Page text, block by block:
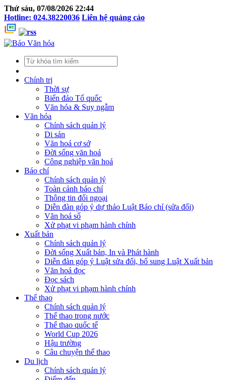
Thứ sáu, 07/08/2026 22:44
Hotline: 024.38220036 Liên hệ quảng cáo
Chính trị
Thời sự
Biển đảo Tổ quốc
Văn hóa & Suy ngẫm
Văn hóa
Chính sách quản lý
Di sản
Văn hoá cơ sở
Đời sống văn hoá
Công nghiệp văn hoá
Báo chí
Chính sách quản lý
Toàn cảnh báo chí
Thông tin đối ngoại
Diễn đàn góp ý dự thảo Luật Báo chí (sửa đổi)
Văn hoá số
Xử phạt vi phạm hành chính
Xuất bản
Chính sách quản lý
Đời sống Xuất bản, In và Phát hành
Diễn đàn góp ý Luật sửa đổi, bổ sung Luật Xuất bản
Văn hoá đọc
Đọc sách
Xử phạt vi phạm hành chính
Thể thao
Chính sách quản lý
Thể thao trong nước
Thể thao quốc tế
World Cup 2026
Hậu trường
Câu chuyện thể thao
Du lịch
Chính sách quản lý